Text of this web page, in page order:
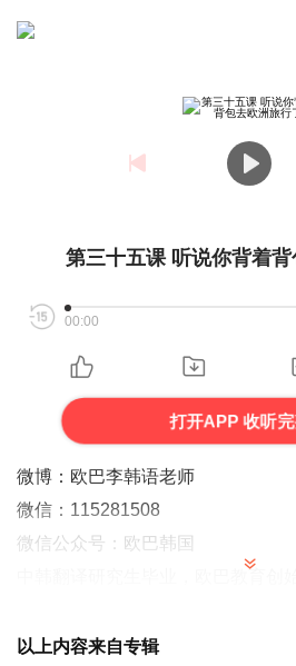
第三十五课 听说你背着
00:00
打开APP 收听
微博：欧巴李韩语老师
微信：115281508
微信公众号：欧巴韩国
以上内容来自专辑